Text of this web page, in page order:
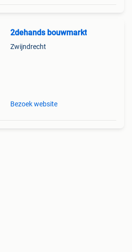
2dehands bouwmarkt
Zwijndrecht
Bezoek website